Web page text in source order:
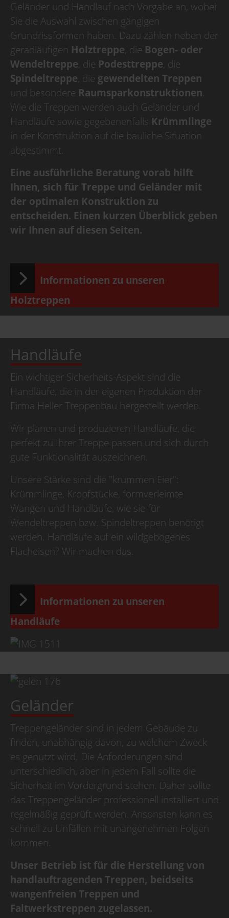
Betriebsurlaub
Wir haben Betriebsurlaub
vom 10.08.2026
bis 30.08.2026,
KW 33/34/35,
ab dem 31.08.2026
sind wir wieder für Sie da.
Geländer und Handlauf nach Vorgabe an, wobei
Sie die Auswahl zwischen gängigen
Grundrissformen haben. Dazu zählen neben der
geradläufigen Holztreppe , die Bogen- oder
Wendeltreppe , die Podesttreppe , die
Spindeltreppe , die gewendelten Treppen
und besondere Raumsparkonstruktionen.
Wie die Treppen werden auch Geländer und
Handläufe sowie gegebenenfalls Krümmlinge
in der Konstruktion auf die bauliche Situation
abgestimmt.
Eine ausführliche Beratung vorab hilft
Ihnen, sich für Treppe und Geländer mit
der optimalen Konstruktion zu
entscheiden. Einen kurzen Überblick geben
wir Ihnen auf diesen Seiten.
Informationen zu unseren
Holztreppen
Handläufe
Ein wichtiger Sicherheits-Aspekt sind die
Handläufe, die in der eigenen Produktion der
Firma Heller Treppenbau hergestellt werden.
Wir planen und produzieren Handläufe, die
perfekt zu Ihrer Treppe passen und sich durch
gute Funktionalität auszeichnen.
Unsere Stärke sind die "krummen Eier":
Krümmlinge, Kropfstücke, formverleimte
Wangen und Handläufe, wie sie für
Wendeltreppen bzw. Spindeltreppen benötigt
werden. Handläufe auf ein wildgebogenes
Flacheisen? Wir machen das.
Informationen zu unseren
Handläufe
Geländer
Treppengeländer sind in jedem Gebäude zu
finden, unabhängig davon, zu welchem Zweck
es genutzt wird. Die Anforderungen sind
unterschiedlich, aber in jedem Fall sollte die
Sicherheit im Vordergrund stehen. Daher sollte
das Treppengeländer professionell installiert und
regelmäßig geprüft werden. Ansonsten kann es
schnell zu Unfällen mit unangenehmen Folgen
kommen.
Unser Betrieb ist für die Herstellung von
handlauftragenden Treppen, beidseits
wangenfreien Treppen und
Faltwerkstreppen zugelassen.